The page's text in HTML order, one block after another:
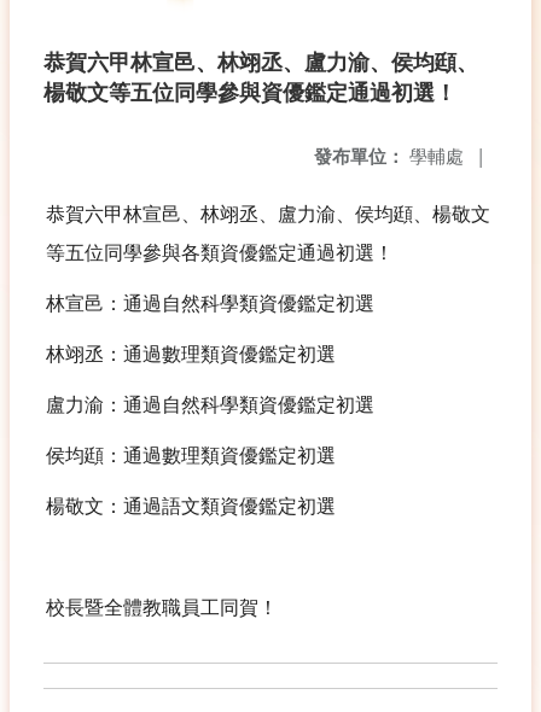
恭賀六甲林宣邑、林翊丞、盧力渝、侯均頲、
楊敬文等五位同學參與資優鑑定通過初選！
發布單位： 學輔處 |
恭賀六甲林宣邑、林翊丞、盧力渝、侯均頲、楊敬文
等五位同學參與各類資優鑑定通過初選！
林宣邑：通過自然科學類資優鑑定初選
林翊丞：通過數理類資優鑑定初選
盧力渝：通過自然科學類資優鑑定初選
侯均頲：通過數理類資優鑑定初選
楊敬文：通過語文類資優鑑定初選
校長暨全體教職員工同賀！